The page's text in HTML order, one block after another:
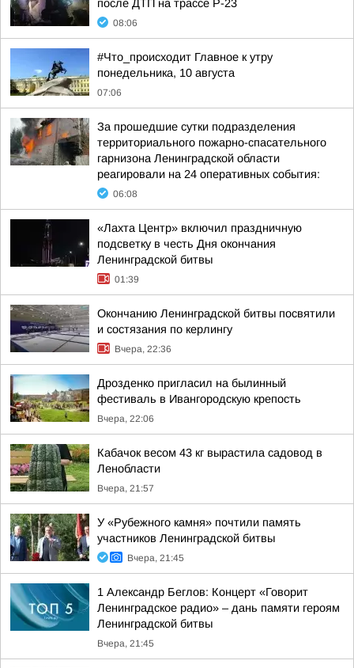
после ДТП на трассе Р-23
08:06
#Что_происходит Главное к утру
понедельника, 10 августа
07:06
За прошедшие сутки подразделения
территориального пожарно-спасательного
гарнизона Ленинградской области
реагировали на 24 оперативных события:
06:08
«Лахта Центр» включил праздничную
подсветку в честь Дня окончания
Ленинградской битвы
01:39
Окончанию Ленинградской битвы посвятили
и состязания по керлингу
Вчера, 22:36
Дрозденко пригласил на былинный
фестиваль в Ивангородскую крепость
Вчера, 22:06
Кабачок весом 43 кг вырастила садовод в
Ленобласти
Вчера, 21:57
У «Рубежного камня» почтили память
участников Ленинградской битвы
Вчера, 21:45
1 Александр Беглов: Концерт «Говорит
Ленинградское радио» – дань памяти героям
Ленинградской битвы
Вчера, 21:45